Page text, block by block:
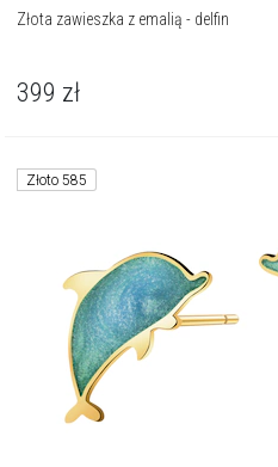
Złota zawieszka z emalią - delfin
399 zł
Złoto 585